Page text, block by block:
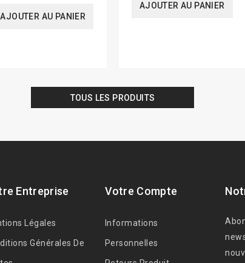
AJOUTER AU PANIER
AJOUTER AU PANIER
TOUS LES PRODUITS
Entreprise
Légales
Générales De
Votre Compte
Informations
Personnelles